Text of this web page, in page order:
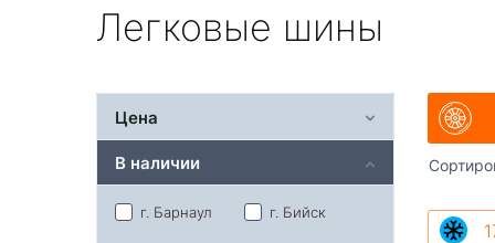
Легковые шины
Цена
В наличии
г. Барнаул г. Бийск